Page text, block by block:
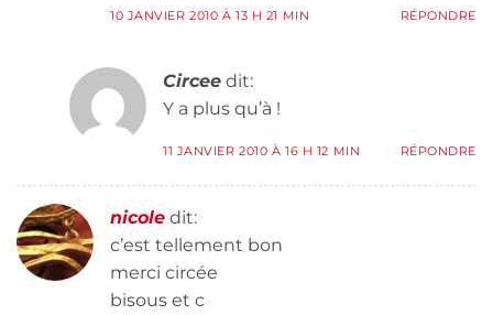
10 JANVIER 2010 À 13 H 21 MIN RÉPONDRE
Circee dit:
Y a plus qu’à !
11 JANVIER 2010 À 16 H 12 MIN RÉPONDRE
nicole dit:
c’est tellement bon
merci circée
bisous et c